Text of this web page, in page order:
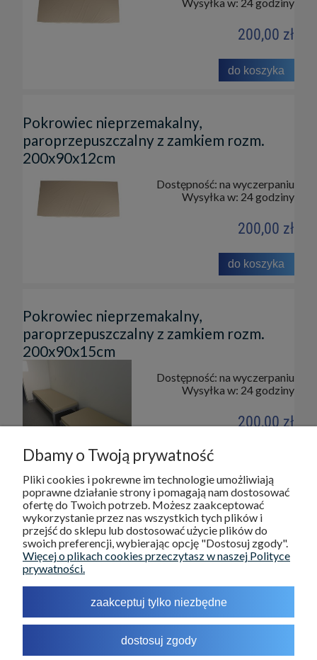
200,00 zł
do koszyka
Pokrowiec nieprzemakalny,
paroprzepuszczalny z zamkiem rozm.
200x90x12cm
Dostępność: na wyczerpaniu
Wysyłka w: 24 godziny
200,00 zł
do koszyka
Pokrowiec nieprzemakalny,
paroprzepuszczalny z zamkiem rozm.
200x90x15cm
Dostępność: na wyczerpaniu
Wysyłka w: 24 godziny
200,00 zł
DOSTAWA I PŁATNOŚCI
POMOC
INFORMACJE
Dbamy o Twoją prywatność
Pliki cookies i pokrewne im technologie umożliwiają
poprawne działanie strony i pomagają nam dostosować
ofertę do Twoich potrzeb. Możesz zaakceptować
wykorzystanie przez nas wszystkich tych plików i
przejść do sklepu lub dostosować użycie plików do
swoich preferencji, wybierając opcję "Dostosuj zgody".
Więcej o plikach cookies przeczytasz w naszej Polityce
prywatności.
zaakceptuj tylko niezbędne
dostosuj zgody